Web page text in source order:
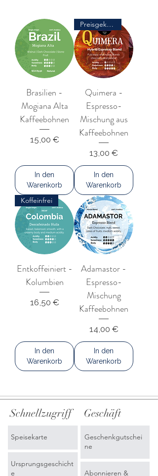
Brasilien -
Mogiana Alta
Kaffeebohnen
Preis
15,00 €
In den
Warenkorb
Preisgekrönt
Quimera -
Espresso-
Mischung aus
Kaffeebohnen
Preis
13,00 €
In den
Warenkorb
Koffeinfrei
Entkoffeiniert -
Kolumbien
Preis
16,50 €
In den
Warenkorb
Adamastor -
Espresso-
Mischung
Kaffeebohnen
Preis
14,00 €
In den
Warenkorb
Schnellzugriff Geschäft
Speisekarte
Ursprungsgeschicht
e
Geschenkgutschei
ne
Abonnieren &